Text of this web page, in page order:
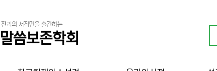
진리의 서적만을 출간하는
말씀보존학회
메인 메뉴